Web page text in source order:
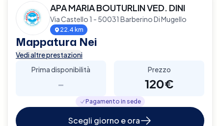
APA MARIA BOUTURLIN VED. DINI
Via Castello 1 - 50031 Barberino Di Mugello
22.4 km
Mappatura Nei
Vedi altre prestazioni
Prima disponibilità
-
Prezzo
120€
Pagamento in sede
Scegli giorno e ora